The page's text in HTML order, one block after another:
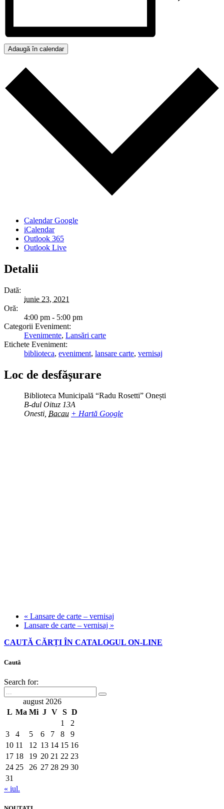
Adaugă în calendar
Calendar Google
iCalendar
Outlook 365
Outlook Live
Detalii
Dată:
iunie 23, 2021
Oră:
4:00 pm - 5:00 pm
Categorii Eveniment:
Evenimente, Lansări carte
Etichete Eveniment:
biblioteca, eveniment, lansare carte, vernisaj
Loc de desfășurare
Biblioteca Municipală “Radu Rosetti” Onești
B-dul Oituz 13A
Onesti, Bacau + Hartă Google
« Lansare de carte – vernisaj
Lansare de carte – vernisaj »
CAUTĂ CĂRȚI ÎN CATALOGUL ON-LINE
Caută
Search for:
august 2026
L Ma Mi J V S D
1
2
3
4 5 6 7 8
9
10 11 12 13 14 15 16
17 18 19 20 21 22 23
24 25 26 27 28 29 30
31
« iul.